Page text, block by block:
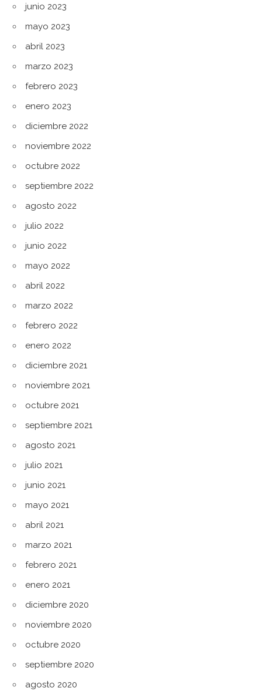
junio 2023
mayo 2023
abril 2023
marzo 2023
febrero 2023
enero 2023
diciembre 2022
noviembre 2022
octubre 2022
septiembre 2022
agosto 2022
julio 2022
junio 2022
mayo 2022
abril 2022
marzo 2022
febrero 2022
enero 2022
diciembre 2021
noviembre 2021
octubre 2021
septiembre 2021
agosto 2021
julio 2021
junio 2021
mayo 2021
abril 2021
marzo 2021
febrero 2021
enero 2021
diciembre 2020
noviembre 2020
octubre 2020
septiembre 2020
agosto 2020